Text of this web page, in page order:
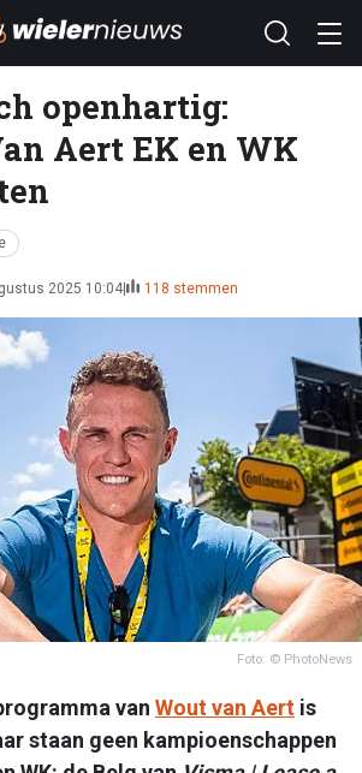
openhartig:
Aert EK en WK
2025 10:04 118 stemmen
Foto: © PhotoNews
van Wout van Aert is
staan geen kampioenschappen